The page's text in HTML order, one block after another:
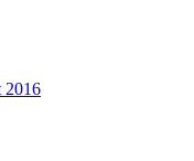
2016